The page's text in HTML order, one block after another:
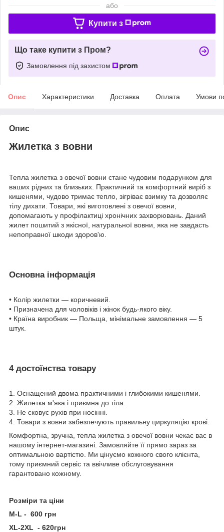
або
Купити з
Що таке купити з Пром?
Замовлення під захистом
Опис Характеристики Доставка Оплата Умови
Опис
Жилетка з вовни
Тепла жилетка з овечої вовни стане чудовим подарунком для
ваших рідних та близьких. Практичний та комфортний виріб з
кишенями, чудово тримає тепло, зігріває взимку та дозволяє
тілу дихати. Товари, які виготовлені з овечої вовни,
допомагають у профілактиці хронічних захворювань. Даний
жилет пошитий з якісної, натуральної вовни, яка не завдасть
непоправної шкоди здоров'ю.
Основна інформація
• Колір жилетки ― коричневий.
• Призначена для чоловіків і жінок будь-якого віку.
• Країна виробник ― Польща, мінімальне замовлення ― 5
штук.
4 достоїнства товару
1. Оснащений двома практичними і глибокими кишенями.
2. Жилетка м'яка і приємна до тіла.
3. Не сковує рухів при носінні.
4. Товари з вовни забезпечують правильну циркуляцію крові.
Комфортна, зручна, тепла жилетка з овечої вовни чекає вас в
нашому інтернет-магазині. Замовляйте її прямо зараз за
оптимальною вартістю. Ми цінуємо кожного свого клієнта,
тому приємний сервіс та ввічливе обслуговування
гарантовано кожному.
Розміри та ціни
M-L - 600 грн
XL-2XL - 620грн